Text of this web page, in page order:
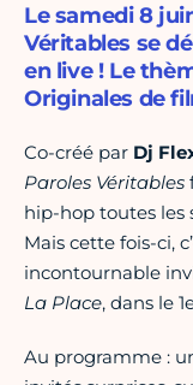
Le samedi 8
Véritables se
en live ! Le
Originales de
Co-créé par Dj
Paroles Véritables
hip-hop toutes les
Mais cette fois-ci,
incontournable
La Place, dans le
Au programme :